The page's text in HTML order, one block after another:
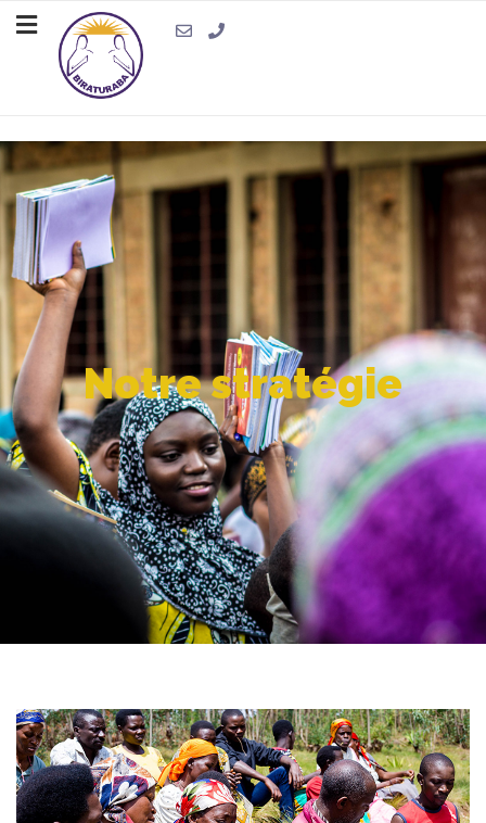
Notre stratégie